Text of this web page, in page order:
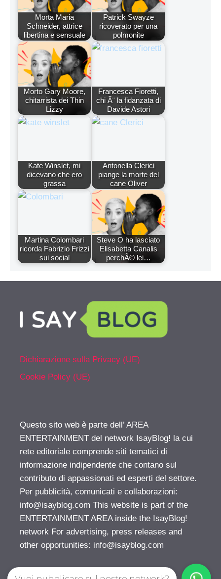
Morta Maria
Schneider, attrice
libertina e sensuale
Patrick Swayze
ricoverato per una
polmonite
Morto Gary Moore,
chitarrista dei Thin
Lizzy
Francesca Fioretti,
chi Ã¨ la fidanzata di
Davide Astori
Kate Winslet, mi
dicevano che ero
grassa
Antonella Clerici
piange la morte del
cane Oliver
Martina Colombari
ricorda Fabrizio Frizzi
sui social
Steve O ha lasciato
Elisabetta Canalis
perchÃ© lei…
Dichiarazione sulla Privacy (UE)
Cookie Policy (UE)
Questo sito web è parte dell’ AREA
ENTERTAINMENT del network IsayBlog! la cui
rete editoriale comprende siti tematici di
informazione indipendente che contano sul
contributo di appassionati ed esperti del settore.
Per pubblicità, comunicati e collaborazioni:
info@isayblog.com This website is part of the
ENTERTAINMENT AREA inside the IsayBlog!
network For advertising, press releases and
other opportunities: info@isayblog.com